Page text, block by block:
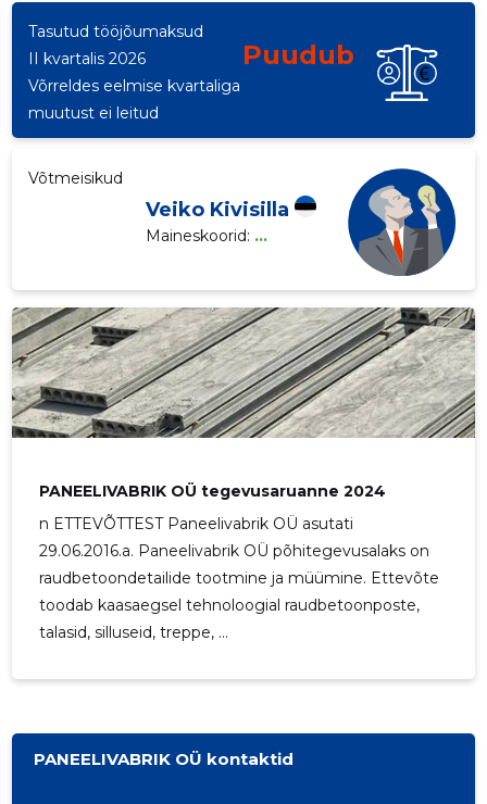
Tasutud tööjõumaksud
II kvartalis 2026
Puudub
Võrreldes eelmise kvartaliga
muutust ei leitud
Võtmeisikud
Veiko Kivisilla
Maineskoorid: ...
PANEELIVABRIK OÜ tegevusaruanne 2024
n ETTEVÕTTEST Paneelivabrik OÜ asutati
29.06.2016.a. Paneelivabrik OÜ põhitegevusalaks on
raudbetoondetailide tootmine ja müümine. Ettevõte
toodab kaasaegsel tehnoloogial raudbetoonposte,
talasid, silluseid, treppe, ...
PANEELIVABRIK OÜ kontaktid
Saaja e-mail
Saaja e-mail
Sinu nimi
Sinu kommentaar
Saaja e-mail
Sinu nimi
Sinu kommentaar
Saaja e-mail
Sinu nimi
Sinu kommentaar